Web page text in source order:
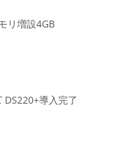
リ増設4GB
導入完了